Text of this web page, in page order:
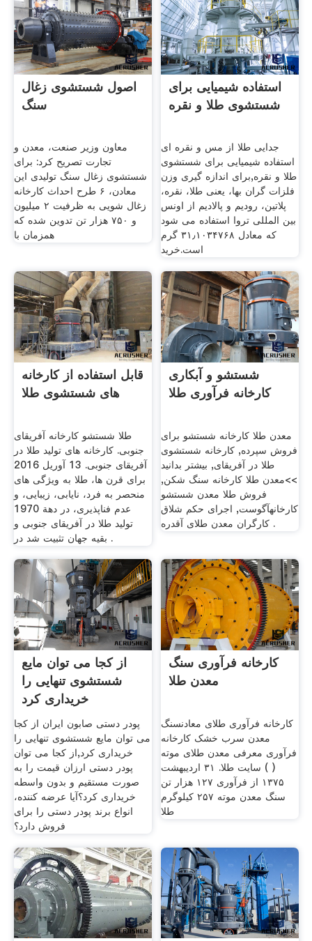
اصول شستشوی زغال
سنگ
معاون وزیر صنعت، معدن و
تجارت تصریح کرد: برای
شستشوی زغال سنگ تولیدی این
معادن، ۶ طرح احداث کارخانه
زغال شویی به ظرفیت ۲ میلیون
و ۷۵۰ هزار تن تدوین شده که
همزمان با
استفاده شیمیایی برای
شستشوی طلا و نقره
جدایی طلا از مس و نقره ای
استفاده شیمیایی برای شستشوی
طلا و نقره,برای اندازه گیری وزن
فلزات گران بها، یعنی طلا، نقره،
پلاتین، رودیم و پالادیم از اونس
بین المللی تروا استفاده می شود
که معادل ۳۱٫۱۰۳۴۷۶۸ گرم
است.خرید
قابل استفاده از کارخانه
های شستشوی طلا
طلا شستشو کارخانه آفریقای
جنوبی. کارخانه های تولید طلا در
آفریقای جنوبی. 13 آوريل 2016
برای قرن ها، طلا به ویژگی های
منحصر به فرد، نایابی، زیبایی، و
عدم فناپذیری، در دهة 1970
تولید طلا در آفریقای جنوبی و
بقیه جهان تثبیت شد در .
شستشو و آبکاری
کارخانه فرآوری طلا
معدن طلا کارخانه شستشو برای
فروش سپرده, کارخانه شستشوی
طلا در آفریقای, بیشتر بدانید
>>معدن طلا کارخانه سنگ شکن,
فروش طلا معدن شستشو
کارخانهآگوست, اجرای حکم شلاق
کارگران معدن طلای آقدره .
از کجا می توان مایع
شستشوی تنهایی را
خریداری کرد
پودر دستی صابون ایران از کجا
می توان مایع شستشوی تنهایی را
خریداری کرد,از کجا می توان
پودر دستی ارزان قیمت را به
صورت مستقیم و بدون واسطه
خریداری کرد؟آیا عرضه کننده،
انواع برند پودر دستی را برای
فروش دارد؟
کارخانه فرآوری سنگ
معدن طلا
کارخانه فرآوری طلای معادنسنگ
معدن سرب خشک کارخانه
فرآوری معرفی معدن طلای موته
( ) سایت طلا. ۳۱ اردیبهشت
۱۳۷۵ از فرآوری ۱۲۷ هزار تن
سنگ معدن موته ۲۵۷ کیلوگرم
طلا